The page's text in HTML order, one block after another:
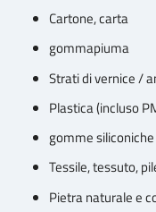
Cartone, carta
gommapiuma
Strati di vernice /
Plastica (incluso
gomme siliconiche
Tessile, tessuto,
Pietra naturale e